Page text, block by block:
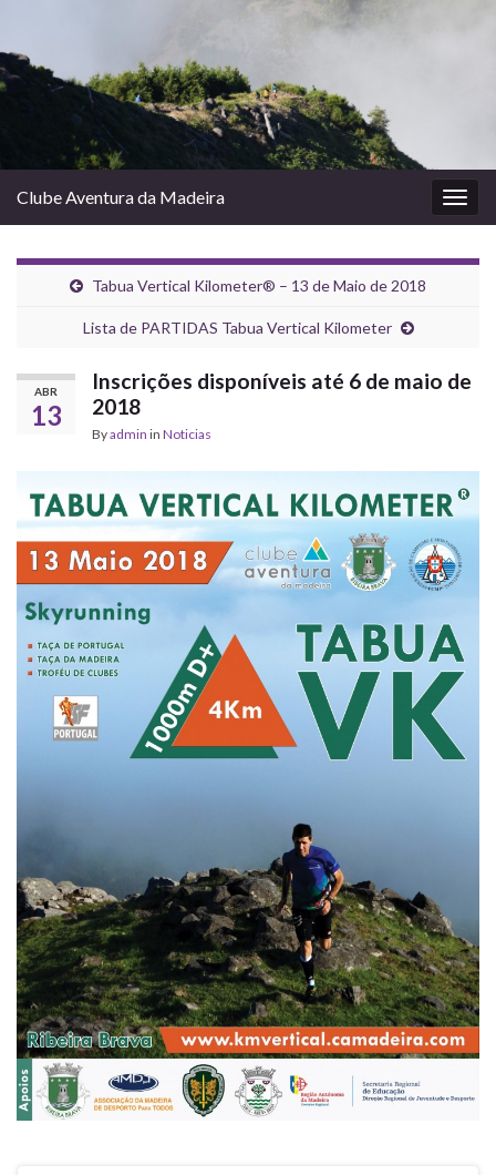
Clube Aventura da Madeira
Tabua Vertical Kilometer® – 13 de Maio de 2018
Lista de PARTIDAS Tabua Vertical Kilometer
ABR
13
Inscrições disponíveis até 6 de maio de
2018
Byadmin in Noticias